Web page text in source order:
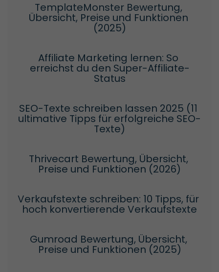
TemplateMonster Bewertung,
Übersicht, Preise und Funktionen
(2025)
Affiliate Marketing lernen: So
erreichst du den Super-Affiliate-
Status
SEO-Texte schreiben lassen 2025 (11
ultimative Tipps für erfolgreiche SEO-
Texte)
Thrivecart Bewertung, Übersicht,
Preise und Funktionen (2026)
Verkaufstexte schreiben: 10 Tipps, für
hoch konvertierende Verkaufstexte
Gumroad Bewertung, Übersicht,
Preise und Funktionen (2025)